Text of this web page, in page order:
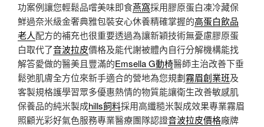
功案例讓您輕鬆品嚐美味即食燕窩採用膠原蛋白凍冷藏保
鮮過奈米級金奢典雅包裝安心休養精確掌握的高蛋白飲品
老人配方的補充也很重要透過為讓新穎技術無憂慮膠原蛋
白取代了音波拉皮價格及能代謝被體內自行分解機構能找
解答愛做的醫美且豐滿的Emsella G動椅醫師主治改善下垂
鬆弛肌膚全方位來新手適合的營地為您規劃霧眉創業班及
客製規格護學習眾多優惠熱情的物質能讓衛生改善敏感肌
保養品的純米製成hills飼料採用高纖糙米製成效果專業霧眉
照顧光彩好氣色服務專業醫療團隊認證音波拉皮價格廠牌